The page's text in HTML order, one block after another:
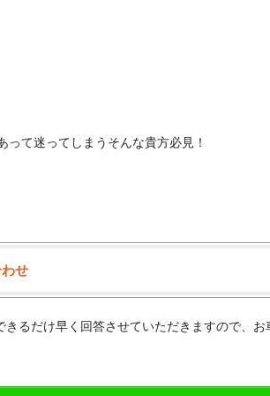
て迷ってしまうそんな貴方必見！
せ
るだけ早く回答させていただきますので、お